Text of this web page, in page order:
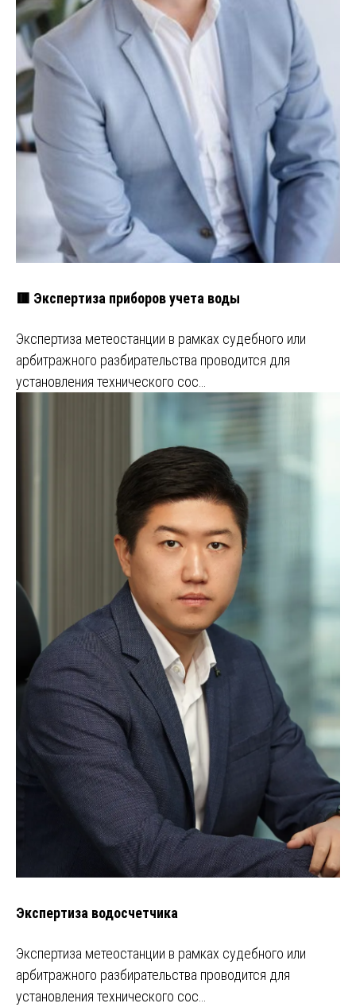
🟥 Экспертиза приборов учета воды
Экспертиза метеостанции в рамках судебного или
арбитражного разбирательства проводится для
установления технического сос…
Экспертиза водосчетчика
Экспертиза метеостанции в рамках судебного или
арбитражного разбирательства проводится для
установления технического сос…